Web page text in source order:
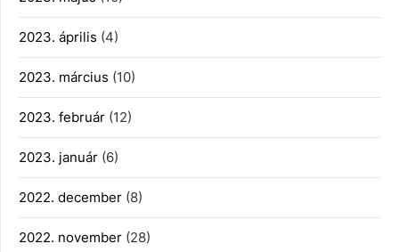
2023. április (4)
2023. március (10)
2023. február (12)
2023. január (6)
2022. december (8)
2022. november (28)